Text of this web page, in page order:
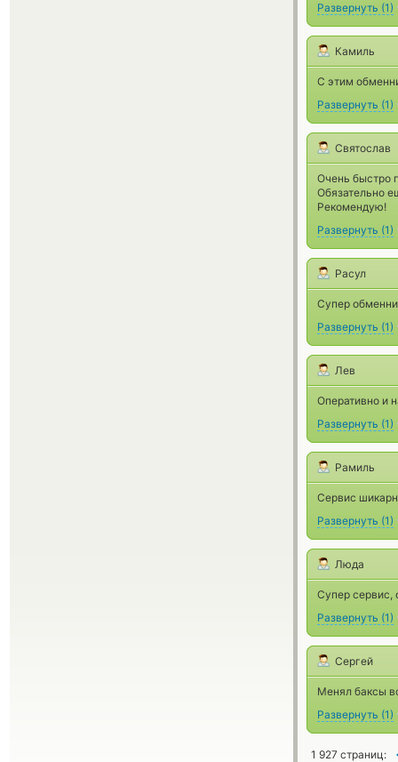
Развернуть (1)
Камиль
С этим
Развернуть (1)
Святослав
Очень быстро
Обязательно
Рекомендую!
Развернуть (1)
Расул
Супер
Развернуть (1)
Лев
Оперативно и
Развернуть (1)
Рамиль
Сервис
Развернуть (1)
Люда
Супер сервис,
Развернуть (1)
Сергей
Менял баксы
Развернуть (1)
1 927 страниц: